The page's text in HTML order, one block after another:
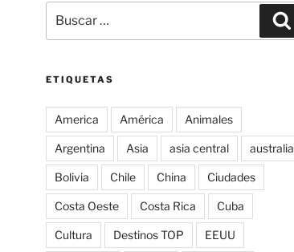
por:
ETIQUETAS
America América Animales
Argentina Asia asia central australia
Bolivia Chile China Ciudades
Costa Oeste Costa Rica Cuba
Cultura Destinos TOP EEUU